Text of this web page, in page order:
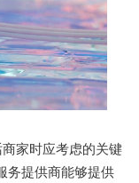
家时应考虑的关键
务提供商能够提供